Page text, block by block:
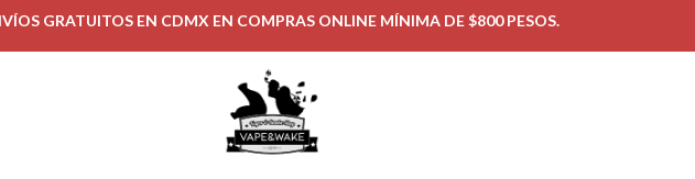
GRATUITOS EN CDMX EN COMPRAS ONLINE MÍNIMA DE $800 PESOS.